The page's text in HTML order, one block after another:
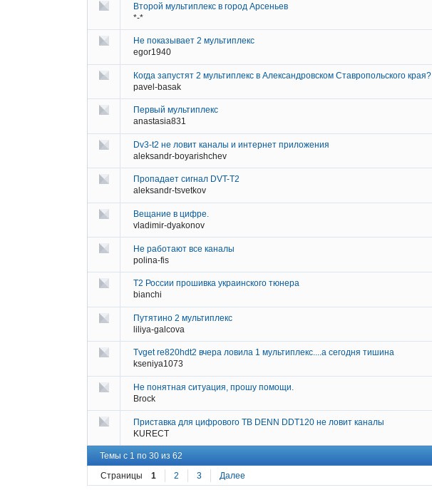
Второй мультиплекс в город Арсеньев
*-*
Не показывает 2 мультиплекс
egor1940
Когда запустят 2 мультиплекс в Александровском Ставропольского края?
pavel-basak
Первый мультиплекс
anastasia831
Dv3-t2 не ловит каналы и интернет приложения
aleksandr-boyarishchev
Пропадает сигнал DVT-T2
aleksandr-tsvetkov
Вещание в цифре.
vladimir-dyakonov
Не работают все каналы
polina-fis
Т2 России прошивка украинского тюнера
bianchi
Путятино 2 мультиплекс
liliya-galcova
Tvget re820hdt2 вчера ловила 1 мультиплекс....а сегодня тишина
kseniya1073
Не понятная ситуация, прошу помощи.
Brock
Приставка для цифрового ТВ DENN DDT120 не ловит каналы
KURECT
Темы с 1 по 30 из 62
Страницы
1 2 3 Далее